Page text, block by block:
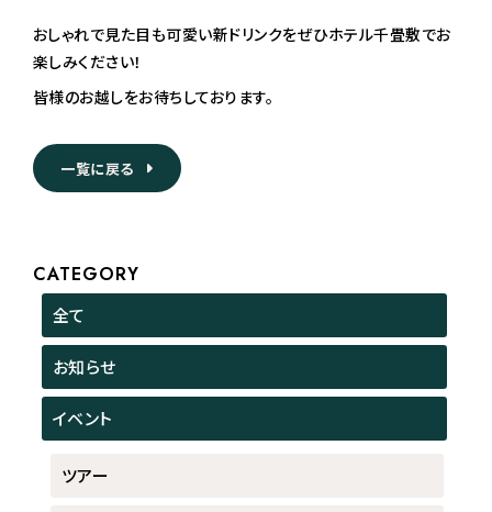
おしゃれで見た目も可愛い新ドリンクをぜひホテル千畳敷でお
楽しみください！
皆様のお越しをお待ちしております。
一覧に戻る
CATEGORY
全て
お知らせ
イベント
ツアー